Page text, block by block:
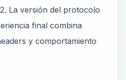
La versión del protocolo
final combina
y comportamiento